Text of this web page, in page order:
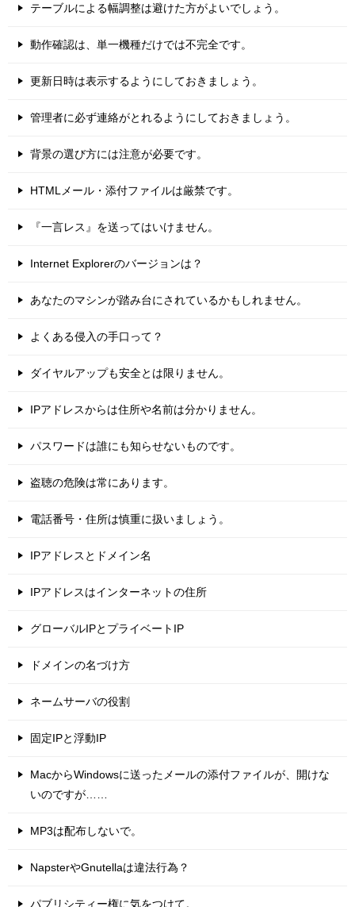
テーブルによる幅調整は避けた方がよいでしょう。
動作確認は、単一機種だけでは不完全です。
更新日時は表示するようにしておきましょう。
管理者に必ず連絡がとれるようにしておきましょう。
背景の選び方には注意が必要です。
HTMLメール・添付ファイルは厳禁です。
『一言レス』を送ってはいけません。
Internet Explorerのバージョンは？
あなたのマシンが踏み台にされているかもしれません。
よくある侵入の手口って？
ダイヤルアップも安全とは限りません。
IPアドレスからは住所や名前は分かりません。
パスワードは誰にも知らせないものです。
盗聴の危険は常にあります。
電話番号・住所は慎重に扱いましょう。
IPアドレスとドメイン名
IPアドレスはインターネットの住所
グローバルIPとプライベートIP
ドメインの名づけ方
ネームサーバの役割
固定IPと浮動IP
MacからWindowsに送ったメールの添付ファイルが、開けな
いのですが……
MP3は配布しないで。
NapsterやGnutellaは違法行為？
パブリシティー権に気をつけて。